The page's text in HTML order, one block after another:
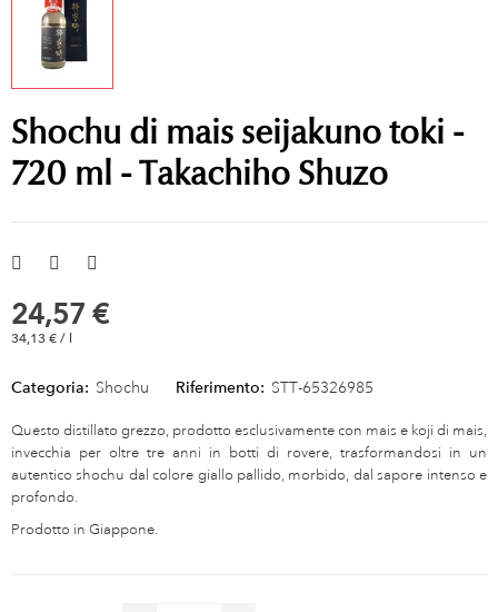
Shochu di mais seijakuno toki -
720 ml - Takachiho Shuzo
24,57 €
34,13 € / l
Categoria: Shochu Riferimento: STT-65326985
Questo distillato grezzo, prodotto esclusivamente con mais e koji di mais,
invecchia per oltre tre anni in botti di rovere, trasformandosi in un
autentico shochu dal colore giallo pallido, morbido, dal sapore intenso e
profondo.
Prodotto in Giappone.